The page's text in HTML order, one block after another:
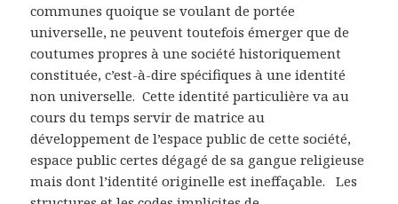
communes quoique se voulant de portée
universelle, ne peuvent toutefois émerger que de
coutumes propres à une société historiquement
constituée, c’est-à-dire spécifiques à une identité
non universelle. Cette identité particulière va au
cours du temps servir de matrice au
développement de l’espace public de cette société,
espace public certes dégagé de sa gangue religieuse
mais dont l’identité originelle est ineffaçable. Les